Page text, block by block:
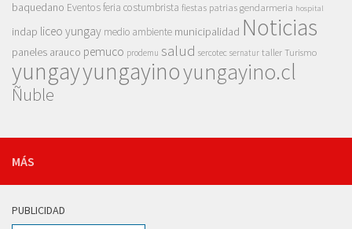
baquedano Eventosferia costumbrista fiestas patrias gendarmeria hospital
indap liceo yungay medio ambiente municipalidad Noticias
paneles arauco pemuco prodemu salud sercotec sernatur taller Turismo
yungayyungayinoyungayino.cl
Ñuble
MÁS
PUBLICIDAD